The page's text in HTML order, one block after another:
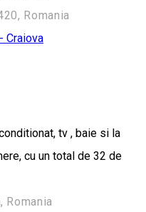
Romania
Craiova
tv , baie si la
cu un total de 32 de
Romania